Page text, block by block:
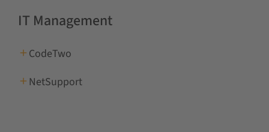
IT Management
CodeTwo
NetSupport